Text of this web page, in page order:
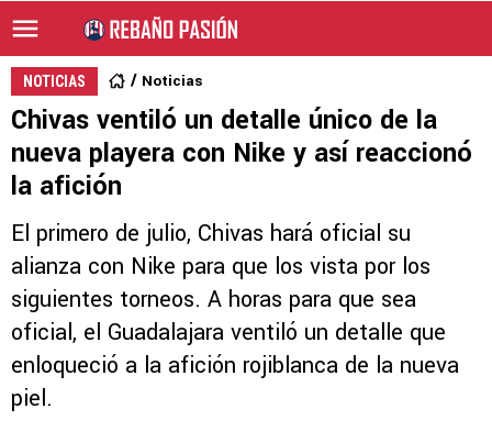
NOTICIAS Noticias
Chivas ventiló un detalle único de la
nueva playera con Nike y así reaccionó
la afición
El primero de julio, Chivas hará oficial su
alianza con Nike para que los vista por los
siguientes torneos. A horas para que sea
oficial, el Guadalajara ventiló un detalle que
enloqueció a la afición rojiblanca de la nueva
piel.